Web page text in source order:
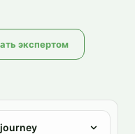
экспертом